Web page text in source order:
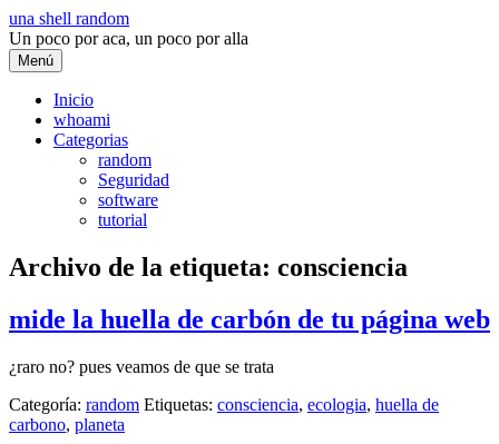
Saltar
al
contenido
una shell random
Un poco por aca, un poco por alla
Menú
Inicio
whoami
Categorias
random
Seguridad
software
tutorial
Archivo de la etiqueta: consciencia
mide la huella de carbón de tu página web
¿raro no? pues veamos de que se trata
Categoría: random Etiquetas: consciencia, ecologia, huella de
carbono, planeta